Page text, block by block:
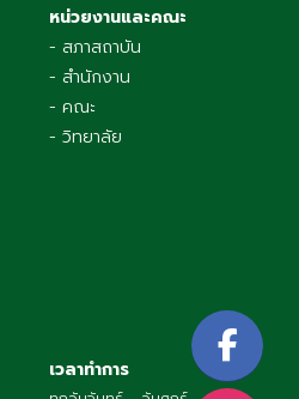
หน่วยงานและคณะ
- สภาสถาบัน
- สำนักงาน
- คณะ
- วิทยาลัย
เวลาทำการ